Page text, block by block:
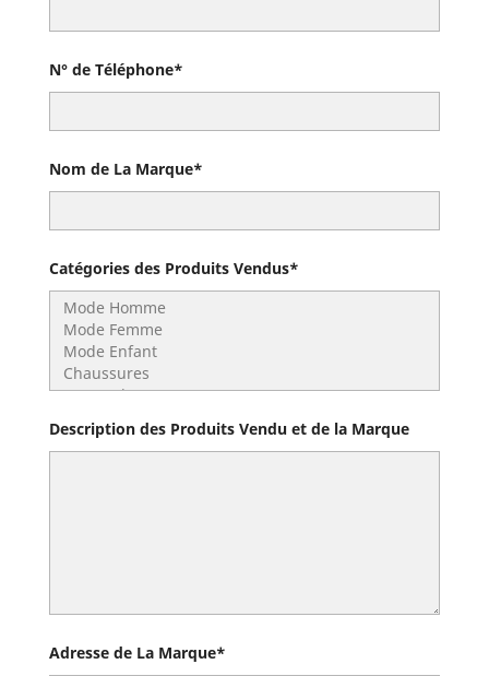
N° de Téléphone*
Nom de La Marque*
Catégories des Produits Vendus*
Description des Produits Vendu et de la Marque
Adresse de La Marque*